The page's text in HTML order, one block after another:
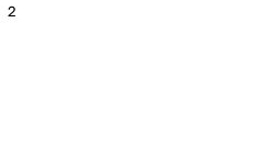
2